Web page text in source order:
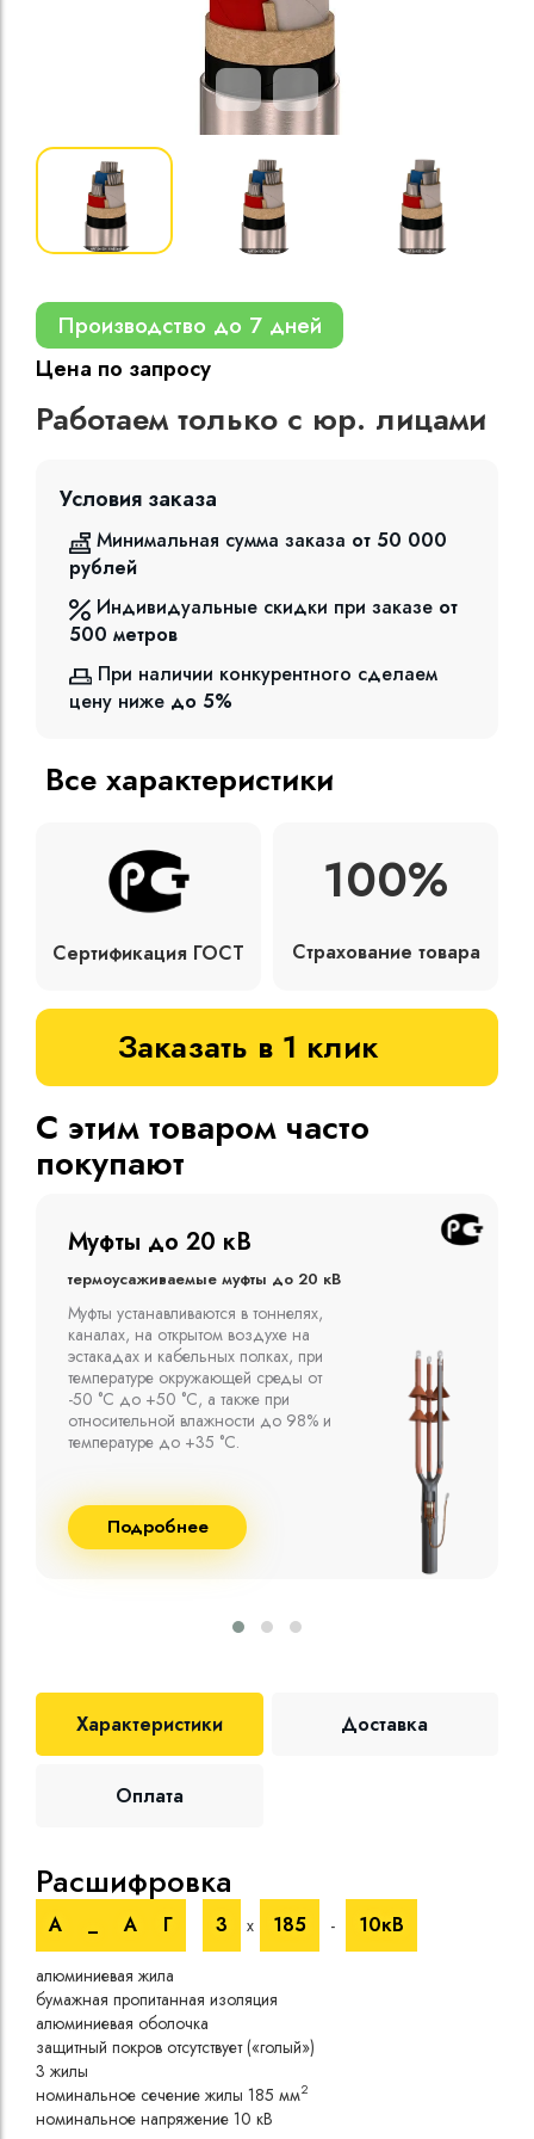
Кабели
изоляцией
Производство до 7 дней
Цена по запросу
Работаем только с юр. лицами
Условия заказа
Минимальная сумма заказа от 50 000
рублей
Индивидуальные скидки при заказе от
500 метров
При наличии конкурентного сделаем
цену ниже до 5%
Все характеристики
Сертификация ГОСТ
100%
Страхование товара
Заказать в 1 клик
С этим товаром часто
покупают
Муфты до 10 кВ
Термоусаживаемые муфты до 10 кВ
Компания ООО "Москабельторг"
предлагает, как соединительные
термоусаживаемые муфты на кабель
напряжением до 10 кВ с изоляцией
из маслопропитанной бумаги и
сшитого полиэтилена собственного
производства
Подробнее
Характеристики Доставка
Оплата
Расшифровка
А А Г 3 х 185 - 10кВ
алюминиевая жила
бумажная пропитанная изоляция
алюминиевая оболочка
защитный покров отсутствует («голый»)
3 жилы
номинальное сечение жилы 185 мм2
номинальное напряжение 10 кВ